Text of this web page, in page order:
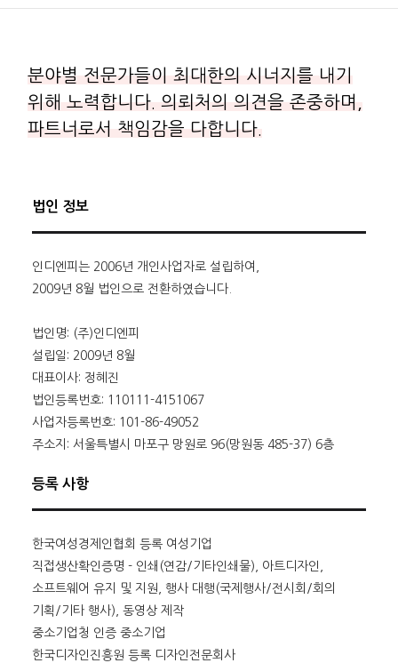
분야별 전문가들이 최대한의 시너지를 내기
위해 노력합니다.의뢰처의 의견을 존중하며,
파트너로서 책임감을 다합니다.
법인 정보
인디엔피는 2006년 개인사업자로 설립하여,
2009년 8월 법인으로 전환하였습니다.
법인명: (주)인디엔피
설립일: 2009년 8월
대표이사: 정혜진
법인등록번호: 110111-4151067
사업자등록번호: 101-86-49052
주소지: 서울특별시 마포구 망원로 96(망원동 485-37) 6층
등록 사항
한국여성경제인협회 등록 여성기업
직접생산확인증명 - 인쇄(연감/기타인쇄물), 아트디자인,
소프트웨어 유지 및 지원, 행사 대행(국제행사/전시회/회의
기획/기타 행사), 동영상 제작
중소기업청 인증 중소기업
한국디자인진흥원 등록 디자인전문회사